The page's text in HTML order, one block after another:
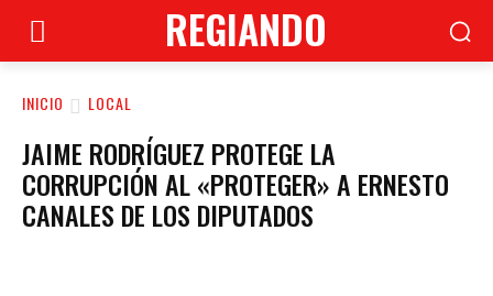
REGIANDO
INICIO LOCAL
JAIME RODRÍGUEZ PROTEGE LA
CORRUPCIÓN AL «PROTEGER» A ERNESTO
CANALES DE LOS DIPUTADOS